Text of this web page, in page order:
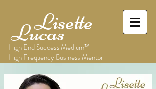
Lisette
Lucas
High End Success Medium™
High Frequency Business Mentor